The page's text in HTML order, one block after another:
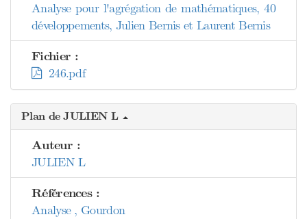
Analyse pour l'agrégation de mathématiques, 40
développements, Julien Bernis et Laurent Bernis
Fichier :
246.pdf
Plan de JULIEN L
Auteur :
JULIEN L
Références :
Analyse , Gourdon